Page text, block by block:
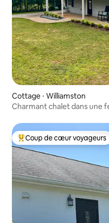
Cottage ⋅ Williamston
Charmant chalet dans une
Coups de cœur voyageurs
Coup de cœur voyageurs